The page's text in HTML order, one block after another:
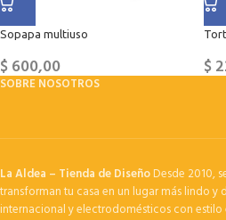
Sopapa multiuso
$600,00 $
SOBRE NOSOTROS
La Aldea – Tienda de DiseñoDesde 2010,
transforman tu casa en un lugar más lindo y
internacional y electrodomésticos con